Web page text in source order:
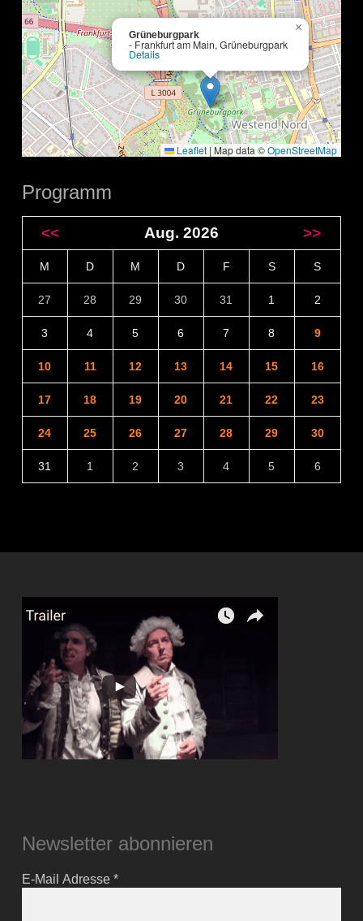
Grüneburgpark
- Frankfurt am Main, Grüneburgpark
Details
×
Leaflet | Map data ©OpenStreetMap
Programm
<< Aug. 2026 >>
M D M D F S S
27 28 29 30 31 1 2
3 4 5 6 7 8 9
10 11 12 13 14 15 16
17 18 19 20 21 22 23
24 25 26 27 28 29 30
31 1 2 3 4 5 6
Newsletter abonnieren
E-Mail Adresse *